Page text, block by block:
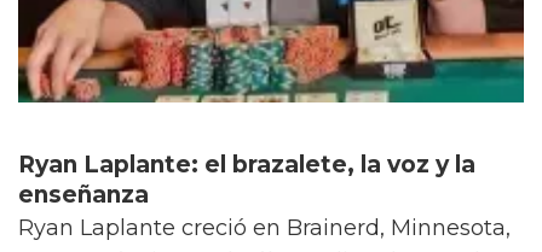
Ryan Laplante: el brazalete, la voz y la
enseñanza
Ryan Laplante creció en Brainerd, Minnesota,